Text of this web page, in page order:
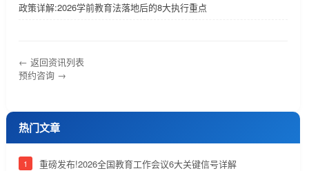
政策详解:2026学前教育法落地后的8大执行重点
← 返回资讯列表
预约咨询 →
热门文章
1 重磅发布!2026全国教育工作会议6大关键信号详解